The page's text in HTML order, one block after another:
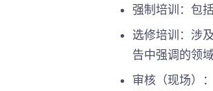
强制培训：包
选修培训：涉
告中强调的领
审核（现场）